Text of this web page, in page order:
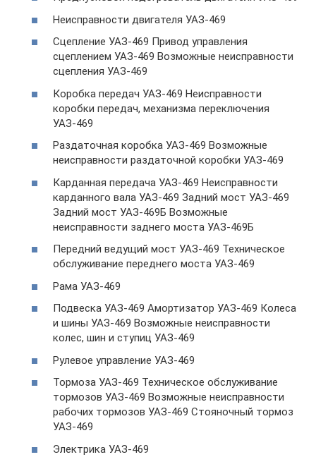
Неисправности двигателя УАЗ-469
Сцепление УАЗ-469 Привод управления
сцеплением УАЗ-469 Возможные неисправности
сцепления УАЗ-469
Коробка передач УАЗ-469 Неисправности
коробки передач, механизма переключения
УАЗ-469
Раздаточная коробка УАЗ-469 Возможные
неисправности раздаточной коробки УАЗ-469
Карданная передача УАЗ-469 Неисправности
карданного вала УАЗ-469 Задний мост УАЗ-469
Задний мост УАЗ-469Б Возможные
неисправности заднего моста УАЗ-469Б
Передний ведущий мост УАЗ-469 Техническое
обслуживание переднего моста УАЗ-469
Рама УАЗ-469
Подвеска УАЗ-469 Амортизатор УАЗ-469 Колеса
и шины УАЗ-469 Возможные неисправности
колес, шин и ступиц УАЗ-469
Рулевое управление УАЗ-469
Тормоза УАЗ-469 Техническое обслуживание
тормозов УАЗ-469 Возможные неисправности
рабочих тормозов УАЗ-469 Стояночный тормоз
УАЗ-469
Электрика УАЗ-469